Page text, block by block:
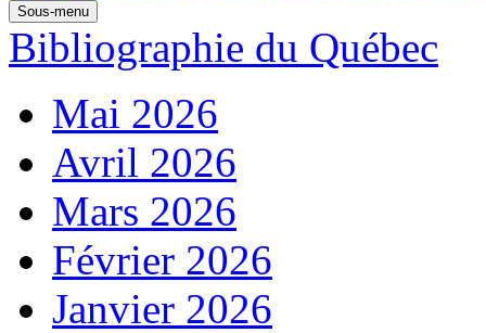
Sous-menu
Bibliographie du Québec
Mai 2026
Avril 2026
Mars 2026
Février 2026
Janvier 2026